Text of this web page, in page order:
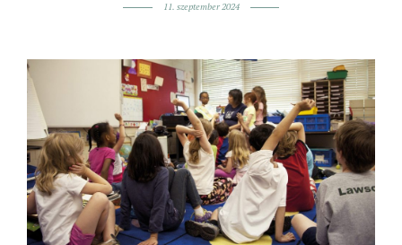
11. szeptember 2024